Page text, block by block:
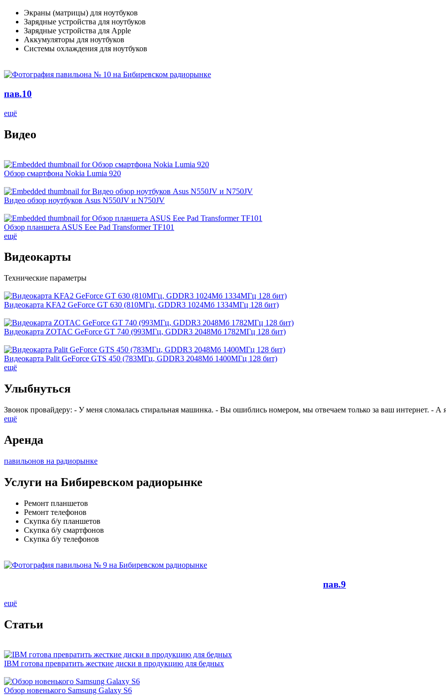
Экраны (матрицы) для ноутбуков
Зарядные устройства для ноутбуков
Зарядные устройства для Apple
Аккумуляторы для ноутбуков
Системы охлаждения для ноутбуков
пав.10
ещё
Видео
Обзор смартфона Nokia Lumia 920
Видео обзор ноутбуков Asus N550JV и N750JV
Обзор планшета ASUS Eee Pad Transformer TF101
ещё
Видеокарты
Технические параметры
Видеокарта KFA2 GeForce GT 630 (810МГц, GDDR3 1024Мб 1334МГц 128 бит)
Видеокарта ZOTAC GeForce GT 740 (993МГц, GDDR3 2048Мб 1782МГц 128 бит)
Видеокарта Palit GeForce GTS 450 (783МГц, GDDR3 2048Мб 1400МГц 128 бит)
ещё
Улыбнуться
Звонок провайдеру: - У меня сломалась стиральная машинка. - Вы ошиблись номером, мы отвечаем только за ваш интернет. - А
ещё
Аренда
павильонов на радиорынке
Услуги на Бибиревском радиорынке
Ремонт планшетов
Ремонт телефонов
Скупка б/у планшетов
Скупка б/у смартфонов
Скупка б/у телефонов
пав.9
ещё
Cтатьи
IBM готова превратить жесткие диски в продукцию для бедных
Обзор новенького Samsung Galaxy S6